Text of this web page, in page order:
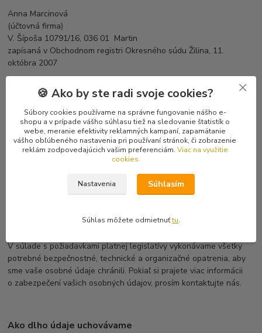
Anna Marcinová
(účtovná firma)
V. Šípoša 10791/16, 036 01 Martin
zapísaná v Obchodnom registri Okresného súdu Žilina, 11.
októbra 2007
(admin webovej stránky)
Gorkého 60 036 01 Martin , IČO 36434965
zapísaná v Obchodnom registri Okresného súdu Žilina, 5. októbra
2005
Google Ireland Limited
Gordon House, Barrow Street, Dublin 4, Írsko
V súlade s požiadavkami platnej legislatívy vykonávame všetky
potrebné bezpečnostné, technické a organizačné opatrenia, aby
sme vaše osobné údaje chránili. Pokiaľ si prajete viac informácii
o zabezpečení vašich osobných údajov, prosím kontaktujte nás.
Ako dlho údaje uchovávame
🍪 Ako by ste radi svoje cookies?
Súbory cookies používame na správne fungovanie nášho e-
shopu a v prípade vášho súhlasu tiež na sledovanie štatistík o
webe, meranie efektivity reklamných kampaní, zapamätanie
vášho obľúbeného nastavenia pri používaní stránok, či zobrazenie
reklám zodpovedajúcich vašim preferenciám. Viac na využitie
cookies
Nastavenia Súhlasím
Súhlas môžete odmietnuťtu.